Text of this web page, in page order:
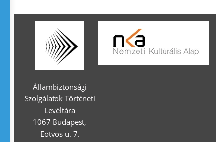
Állambiztonsági
Szolgálatok Történeti
Levéltára
1067 Budapest,
Eötvös u. 7.